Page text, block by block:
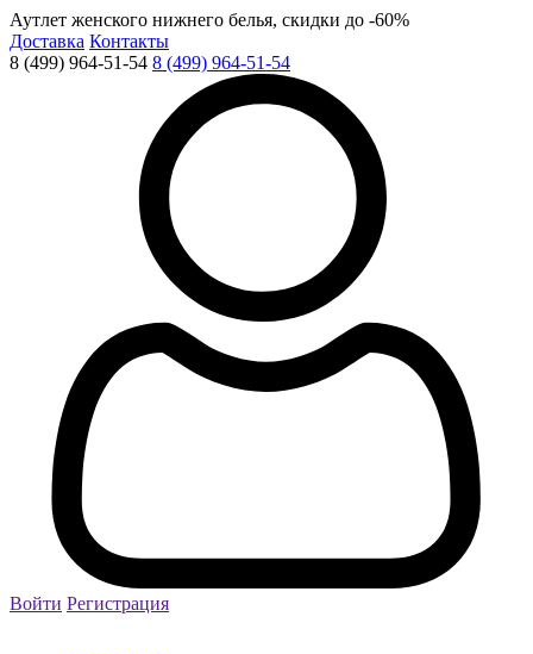
Аутлет женского нижнего белья, скидки до -60%
Доставка Контакты
8 (499) 964-51-54 8 (499) 964-51-54
Войти Регистрация